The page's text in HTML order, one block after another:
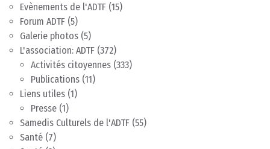
Evènements de l'ADTF (15)
Forum ADTF (5)
Galerie photos (5)
L'association: ADTF (372)
Activités citoyennes (333)
Publications (11)
Liens utiles (1)
Presse (1)
Samedis Culturels de l'ADTF (55)
Santé (7)